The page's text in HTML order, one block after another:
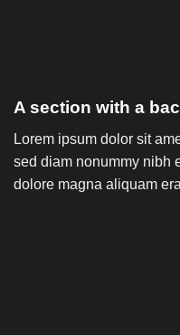
A section with a
Lorem ipsum dolor sit
sed diam nonummy nibh
dolore magna aliquam